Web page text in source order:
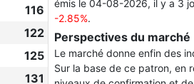
116
122
125
131
émis le 04-08-2026, il y a 3
-2.85%.
Perspectives du marché
Le marché donne enfin des
Sur la base de ce patron, en